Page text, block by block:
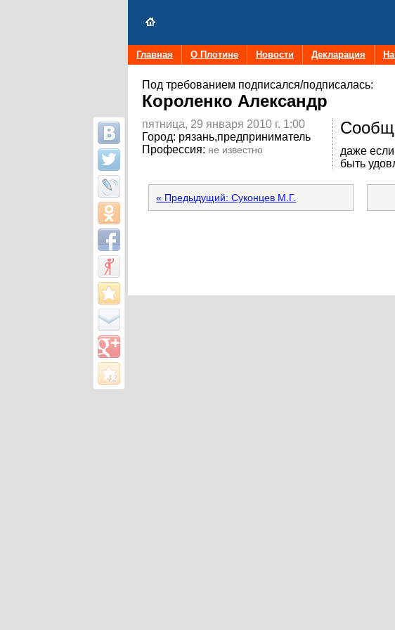
Главная О Плотине Новости Декларация
Под требованием подписался/подписалась:
Короленко Александр
даже
быть
пятница, 29 января 2010 г. 1:00
Город: рязань,предприниматель
Профессия: не известно
« Предыдущий: Суконцев M.Г.